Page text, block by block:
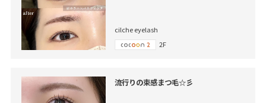
cilche eyelash
2F
流行りの束感まつ毛☆彡